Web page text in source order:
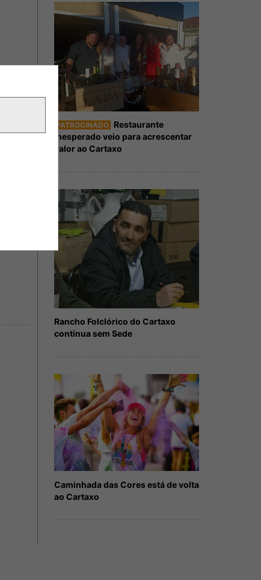
PATROCINADO Restaurante
Inesperado veio para acrescentar
valor ao Cartaxo
Rancho Folclórico do Cartaxo
continua sem Sede
Caminhada das Cores está de volta
ao Cartaxo